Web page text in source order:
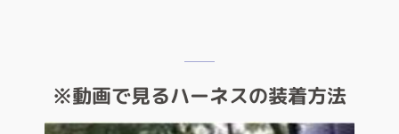
※動画で見るハーネスの装着方法